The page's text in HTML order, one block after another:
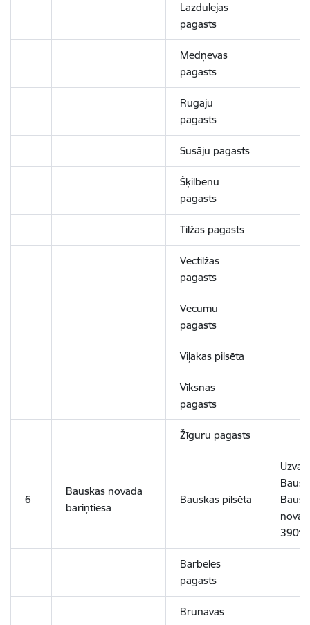
Lazdulejas
pagasts
Medņevas
pagasts
Rugāju
pagasts
Susāju pagasts
Šķilbēnu
pagasts
Tilžas pagasts
Vectilžas
pagasts
Vecumu
pagasts
Viļakas pilsēta
Vīksnas
pagasts
Žīguru pagasts
6
Bauskas novada
bāriņtiesa
Bauskas pilsēta
3901
Bārbeles
pagasts
Brunavas